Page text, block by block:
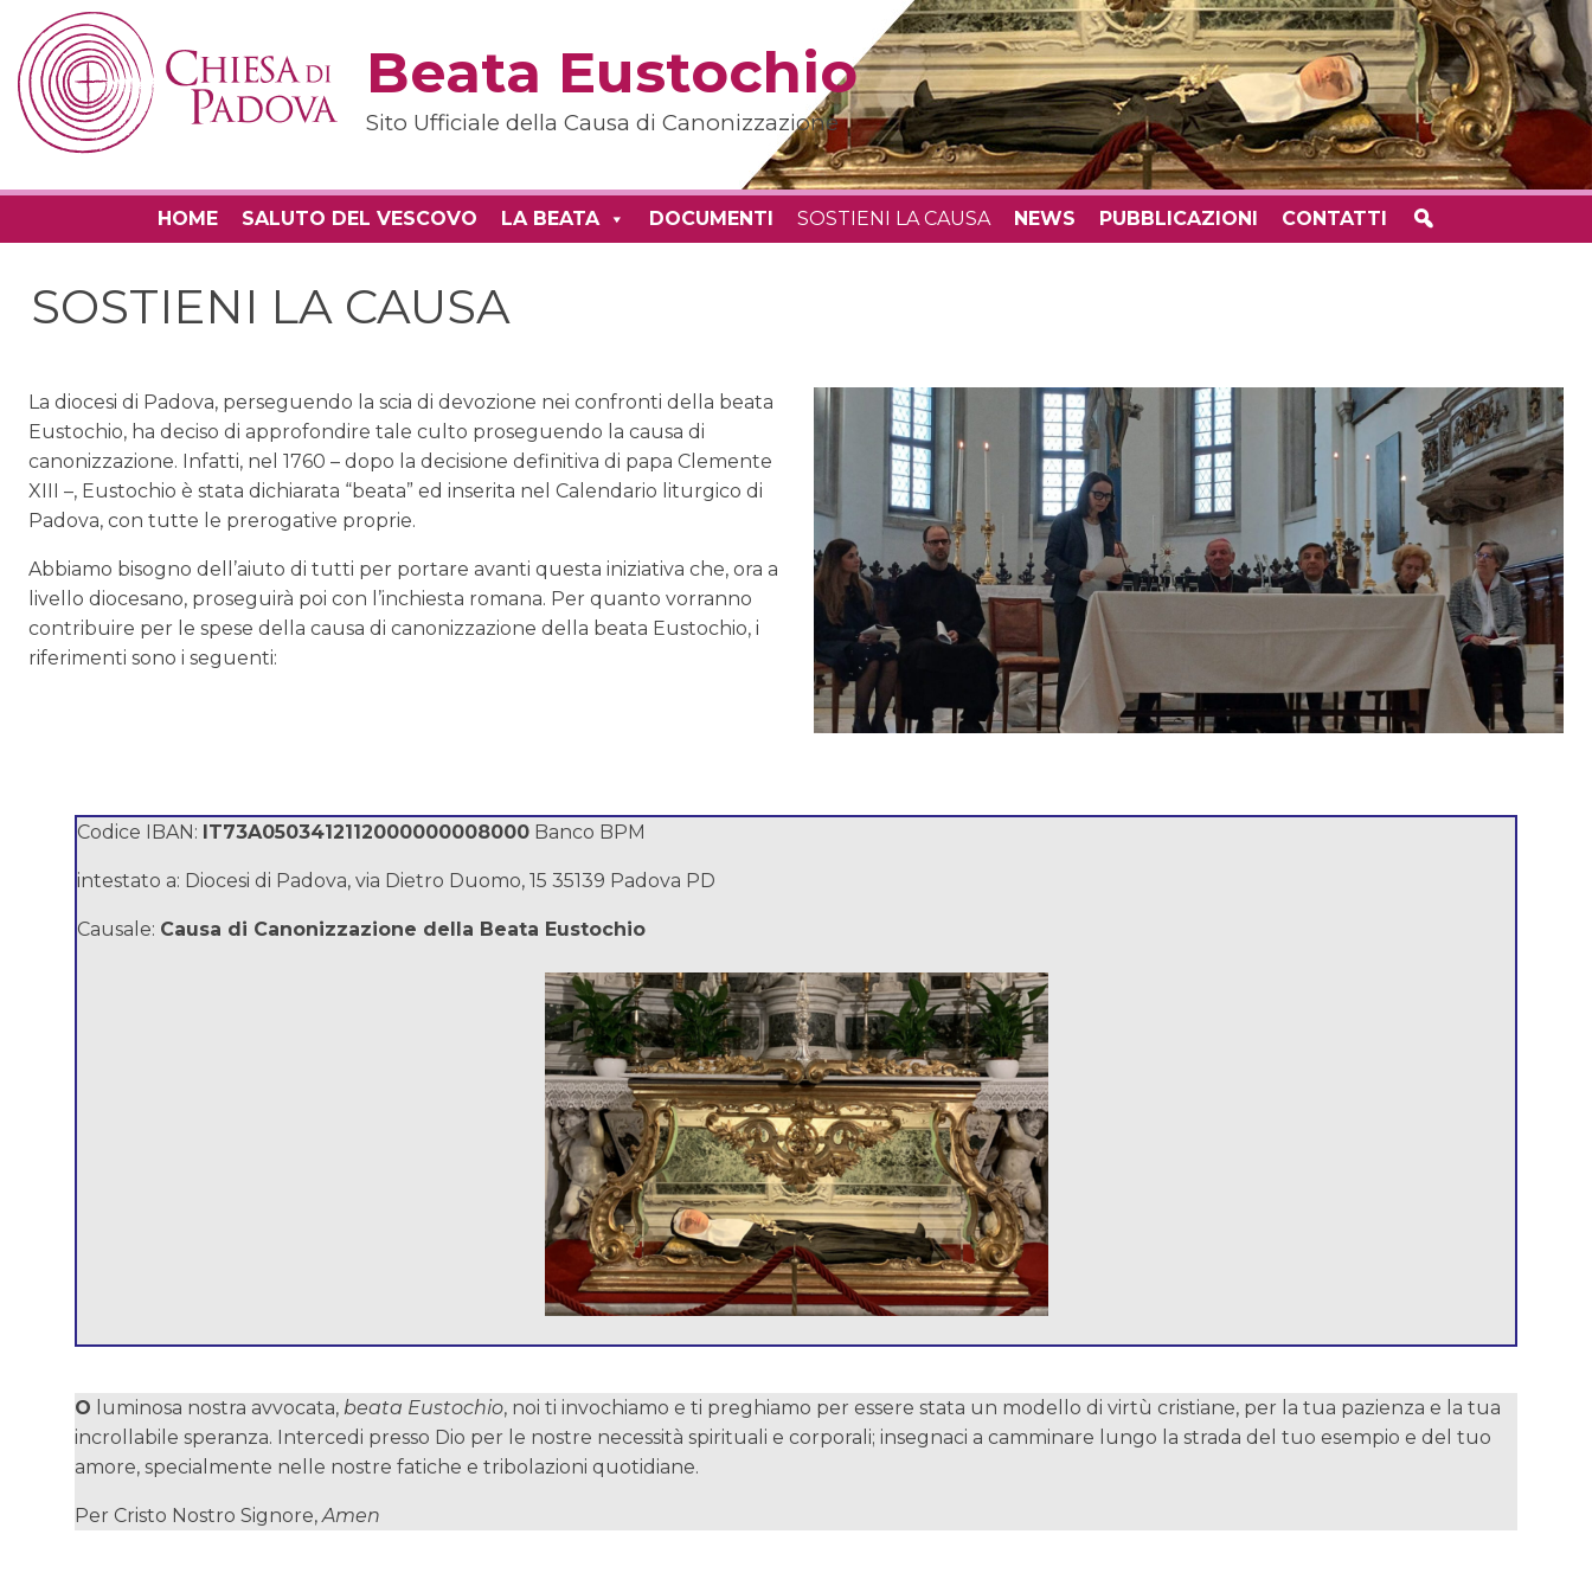
content
Beata Eustochio
Sito Ufficiale della Causa di Canonizzazione
HOME SALUTO DEL VESCOVO LA BEATA DOCUMENTI SOSTIENI LA CAUSA NEWS PUBBLICAZIONI CONTATTI
SOSTIENI LA CAUSA
La diocesi di Padova, perseguendo la scia di devozione nei confronti della beata
Eustochio, ha deciso di approfondire tale culto proseguendo la causa di
canonizzazione. Infatti, nel 1760 – dopo la decisione definitiva di papa Clemente
XIII –, Eustochio è stata dichiarata “beata” ed inserita nel Calendario liturgico di
Padova, con tutte le prerogative proprie.
Abbiamo bisogno dell’aiuto di tutti per portare avanti questa iniziativa che, ora a
livello diocesano, proseguirà poi con l’inchiesta romana. Per quanto vorranno
contribuire per le spese della causa di canonizzazione della beata Eustochio, i
riferimenti sono i seguenti:
Codice IBAN: IT73A0503412112000000008000Banco BPM
intestato a: Diocesi di Padova, via Dietro Duomo, 15 35139 Padova PD
Causale: Causa di Canonizzazione della Beata Eustochio
O luminosa nostra avvocata, beata Eustochio, noi ti invochiamo e ti preghiamo per essere stata un modello di virtù cristiane, per la tua pazienza e la tua
incrollabile speranza. Intercedi presso Dio per le nostre necessità spirituali e corporali; insegnaci a camminare lungo la strada del tuo esempio e del tuo
amore, specialmente nelle nostre fatiche e tribolazioni quotidiane.
Per Cristo Nostro Signore,Amen